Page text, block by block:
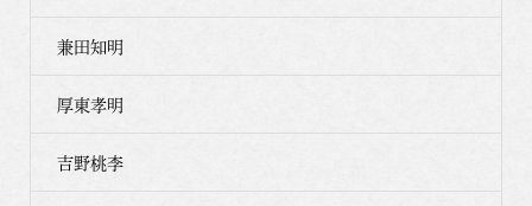
兼田知明
厚東孝明
吉野桃李